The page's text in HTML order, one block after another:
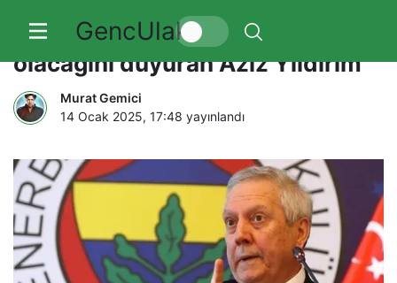
GencUlak
Fenerbahçe başkanlığına aday
olacağını duyuran Aziz Yıldırım
Murat Gemici
14 Ocak 2025, 17:48 yayınlandı